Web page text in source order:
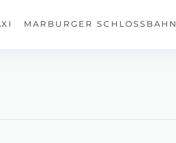
MARBURGER SCHLOSSBAHN